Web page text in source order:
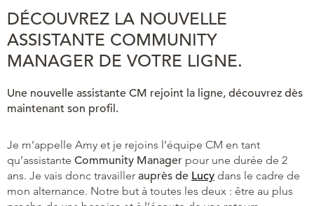
DÉCOUVREZ LA NOUVELLE
ASSISTANTE COMMUNITY
MANAGER DE VOTRE LIGNE.
Une nouvelle assistante CM rejoint la ligne, découvrez dès
maintenant son profil.
Je m’appelle Amy et je rejoins l’équipe CM en tant
qu’assistante Community Manager pour une durée de 2
ans. Je vais donc travailler auprès de Lucy dans le cadre de
mon alternance. Notre but à toutes les deux : être au plus